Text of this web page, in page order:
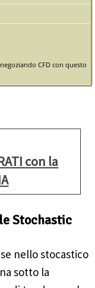
CFD con questo
con la
Stochastic
nello stocastico
sotto la